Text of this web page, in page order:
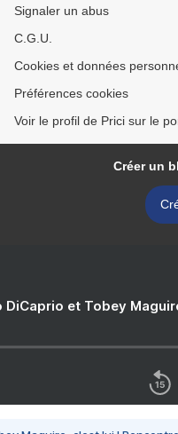
Signaler un abus
C.G.U.
Cookies et données
Préférences cookies
Voir le profil de Prici sur le
Créer un
DiCaprio et Tobey